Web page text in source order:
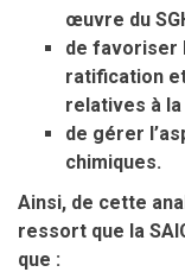
œuvre du
de favoriser
ratification
relatives à
de gérer
chimiques.
Ainsi, de cette
ressort que la
que :